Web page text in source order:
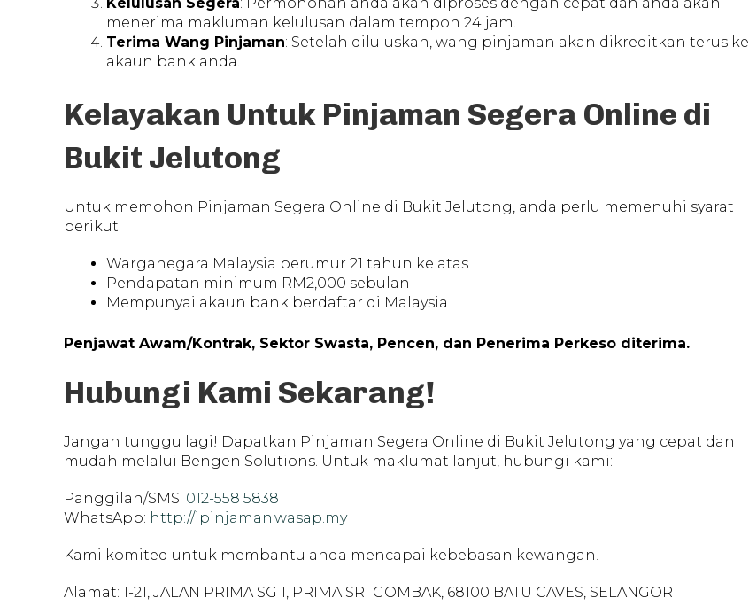
menerima makluman kelulusan dalam tempoh 24 jam.
Terima Wang Pinjaman: Setelah diluluskan, wang pinjaman akan dikreditkan terus ke
akaun bank anda.
Kelayakan Untuk Pinjaman Segera Online di
Bukit Jelutong
Untuk memohon Pinjaman Segera Online di Bukit Jelutong, anda perlu memenuhi syarat
berikut:
Warganegara Malaysia berumur 21 tahun ke atas
Pendapatan minimum RM2,000 sebulan
Mempunyai akaun bank berdaftar di Malaysia
Penjawat Awam/Kontrak, Sektor Swasta, Pencen, dan Penerima Perkeso diterima.
Hubungi Kami Sekarang!
Jangan tunggu lagi! Dapatkan Pinjaman Segera Online di Bukit Jelutong yang cepat dan
mudah melalui Bengen Solutions. Untuk maklumat lanjut, hubungi kami:
Panggilan/SMS: 012-558 5838
WhatsApp: http://ipinjaman.wasap.my
Kami komited untuk membantu anda mencapai kebebasan kewangan!
Alamat: 1-21, JALAN PRIMA SG 1, PRIMA SRI GOMBAK, 68100 BATU CAVES, SELANGOR